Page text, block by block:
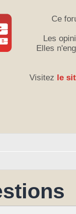
Ce
Les
Elles
Visitez le